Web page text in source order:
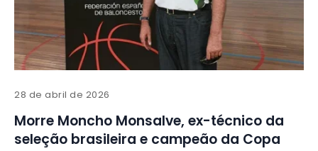
28 de abril de 2026
Morre Moncho Monsalve, ex-técnico da
seleção brasileira e campeão da Copa